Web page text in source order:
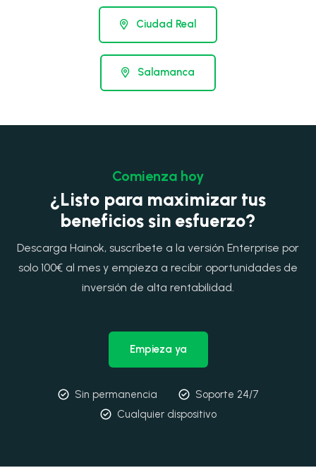
Ciudad Real
Salamanca
Comienza hoy
¿Listo para maximizar tus
beneficios sin esfuerzo?
Descarga Hainok, suscríbete a la versión Enterprise por
solo 100€ al mes y empieza a recibir oportunidades de
inversión de alta rentabilidad.
Empieza ya
Sin permanencia
Soporte 24/7
Cualquier dispositivo